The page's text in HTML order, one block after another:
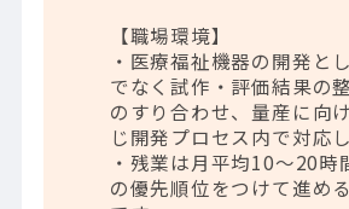
【職場環境】
・医療福祉機器の開発と
でなく試作・評価結果の
のすり合わせ、量産に向
じ開発プロセス内で対応
・残業は月平均10～20時
の優先順位をつけて進め